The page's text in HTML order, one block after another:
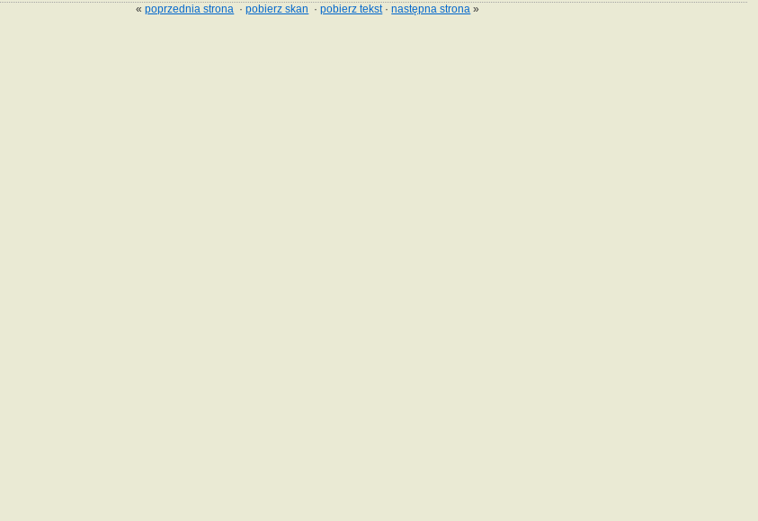
«poprzednia strona ·pobierz skan ·pobierz tekst·następna strona »